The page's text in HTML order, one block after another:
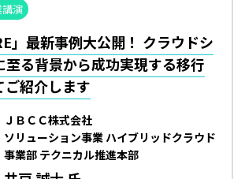
講演
」最新事例大公開！ クラウドシ
至る背景から成功実現する移行
ご紹介します
ＪＢＣＣ株式会社
ソリューション事業 ハイブリッドクラウド
事業部 テクニカル推進本部